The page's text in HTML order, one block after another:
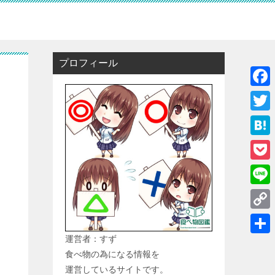
プロフィール
運営者：すず
食べ物の為になる情報を
運営しているサイトです。
F
a
c
e
b
o
o
k
T
w
i
e
H
a
t
e
n
P
o
c
k
L
i
n
C